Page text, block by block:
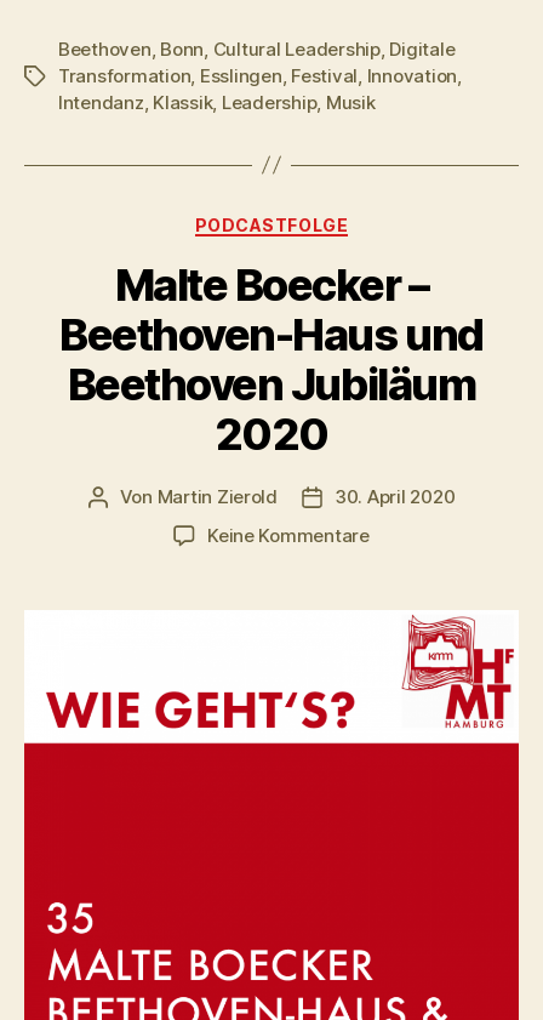
Schlagwörter
Beethoven Bonn Cultural Leadership, Digitale
Transformation Esslingen Festival Innovation
Intendanz Klassik, Leadership, Musik
Kategorien
PODCASTFOLGE
Malte Boecker –
Beethoven-Haus und
Beethoven Jubiläum
2020
Beitragsautor
Von Martin Zierold Veröffentlichungsdatum
30. April 2020
Keine Kommentarezu
–
Beethoven-
Haus
und
Beethoven
Jubiläum